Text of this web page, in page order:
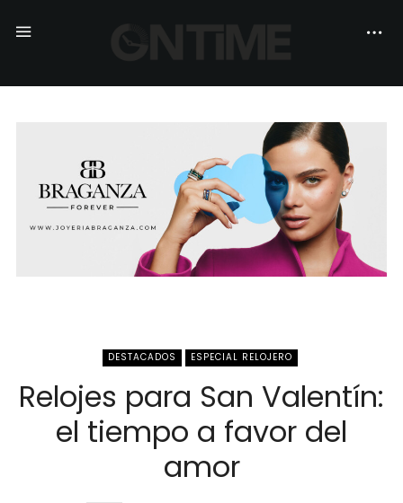
DESTACADOS ESPECIAL RELOJERO
Relojes para San Valentín:
el tiempo a favor del
amor